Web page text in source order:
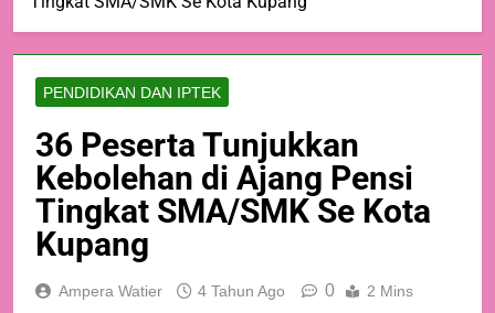
PENDIDIKAN DAN IPTEK
36 Peserta Tunjukkan
Kebolehan di Ajang Pensi
Tingkat SMA/SMK Se Kota
Kupang
Ampera Watier 4 Tahun Ago 0 2 Mins